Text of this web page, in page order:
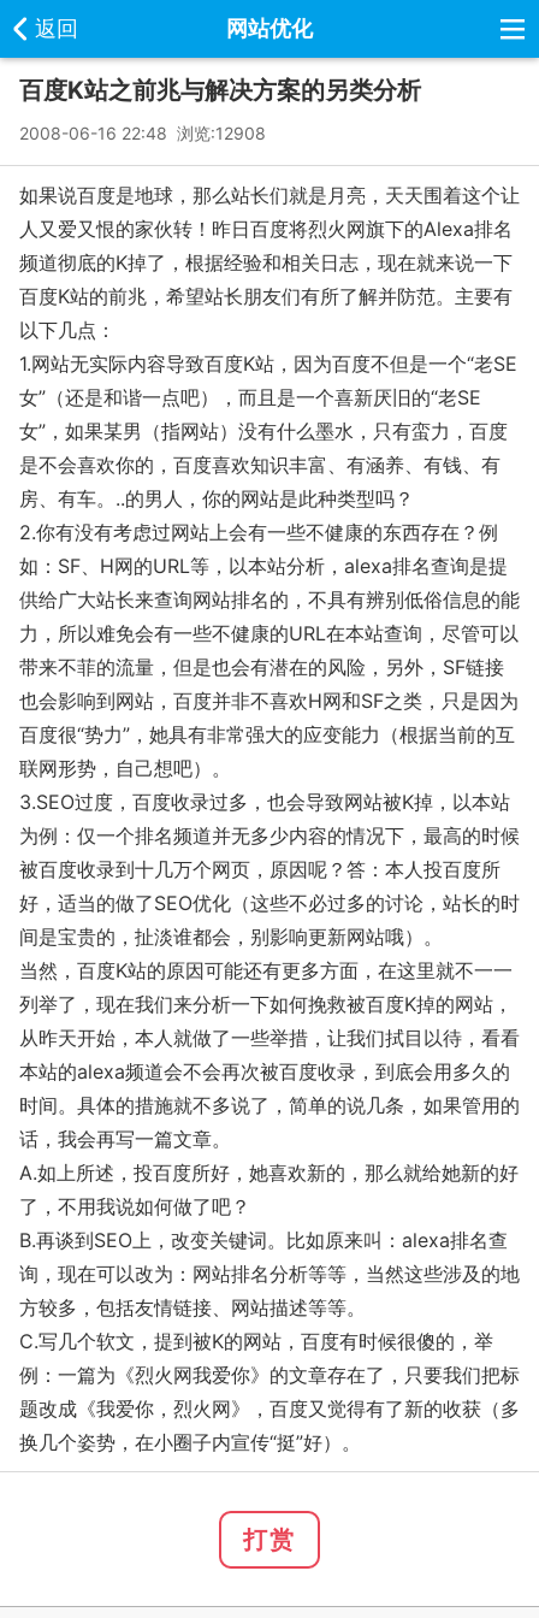
返回 网站优化
百度K站之前兆与解决方案的另类分析
2008-06-16 22:48 浏览:12908
如果说百度是地球，那么站长们就是月亮，天天围着这个让
人又爱又恨的家伙转！昨日百度将烈火网旗下的Alexa排名
频道彻底的K掉了，根据经验和相关日志，现在就来说一下
百度K站的前兆，希望站长朋友们有所了解并防范。主要有
以下几点：
1.网站无实际内容导致百度K站，因为百度不但是一个“老SE
女”（还是和谐一点吧），而且是一个喜新厌旧的“老SE
女”，如果某男（指网站）没有什么墨水，只有蛮力，百度
是不会喜欢你的，百度喜欢知识丰富、有涵养、有钱、有
房、有车。..的男人，你的网站是此种类型吗？
2.你有没有考虑过网站上会有一些不健康的东西存在？例
如：SF、H网的URL等，以本站分析，alexa排名查询是提
供给广大站长来查询网站排名的，不具有辨别低俗信息的能
力，所以难免会有一些不健康的URL在本站查询，尽管可以
带来不菲的流量，但是也会有潜在的风险，另外，SF链接
也会影响到网站，百度并非不喜欢H网和SF之类，只是因为
百度很“势力”，她具有非常强大的应变能力（根据当前的互
联网形势，自己想吧）。
3.SEO过度，百度收录过多，也会导致网站被K掉，以本站
为例：仅一个排名频道并无多少内容的情况下，最高的时候
被百度收录到十几万个网页，原因呢？答：本人投百度所
好，适当的做了SEO优化（这些不必过多的讨论，站长的时
间是宝贵的，扯淡谁都会，别影响更新网站哦）。
当然，百度K站的原因可能还有更多方面，在这里就不一一
列举了，现在我们来分析一下如何挽救被百度K掉的网站，
从昨天开始，本人就做了一些举措，让我们拭目以待，看看
本站的alexa频道会不会再次被百度收录，到底会用多久的
时间。具体的措施就不多说了，简单的说几条，如果管用的
话，我会再写一篇文章。
A.如上所述，投百度所好，她喜欢新的，那么就给她新的好
了，不用我说如何做了吧？
B.再谈到SEO上，改变关键词。比如原来叫：alexa排名查
询，现在可以改为：网站排名分析等等，当然这些涉及的地
方较多，包括友情链接、网站描述等等。
C.写几个软文，提到被K的网站，百度有时候很傻的，举
例：一篇为《烈火网我爱你》的文章存在了，只要我们把标
题改成《我爱你，烈火网》，百度又觉得有了新的收获（多
换几个姿势，在小圈子内宣传“挺”好）。
打赏